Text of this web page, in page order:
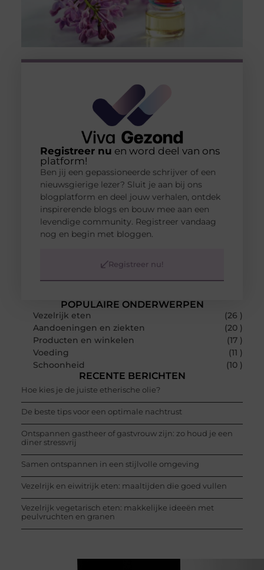
POPULAIRE ONDERWERPEN
Vezelrijk eten
(26 )
Aandoeningen en ziekten
(20 )
Producten en winkelen
(17 )
Voeding
(11 )
Schoonheid
(10 )
RECENTE BERICHTEN
Hoe kies je de juiste etherische olie?
De beste tips voor een optimale nachtrust
Ontspannen gastheer of gastvrouw zijn: zo houd je een
diner stressvrij
Samen ontspannen in een stijlvolle omgeving
Vezelrijk en eiwitrijk eten: maaltijden die goed vullen
Vezelrijk vegetarisch eten: makkelijke ideeën met
peulvruchten en granen
Registreer nu en word deel van ons
platform!
Ben jij een gepassioneerde schrijver of een
nieuwsgierige lezer? Sluit je aan bij ons
blogplatform en deel jouw verhalen, ontdek
inspirerende blogs en bouw mee aan een
levendige community. Registreer vandaag
nog en begin met bloggen.
Registreer nu!